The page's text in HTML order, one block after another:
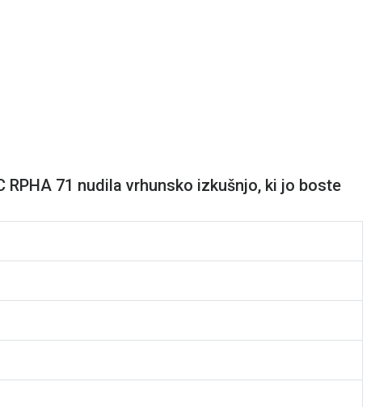
71 nudila vrhunsko izkušnjo, ki jo boste